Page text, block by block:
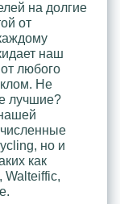
на долгие
от
наш
любого
Не
лучшие?
но и
как
Walteiffic,